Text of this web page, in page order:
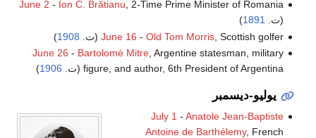
June 2 - Ion C. Brătianu, 2-Time Prime Minister of Romania
(ت. 1891
)
June 16 - Old Tom Morris, Scottish golfer (ت. 1908
)
June 26 - Bartolomé Mitre, Argentine statesman, military
figure, and author, 6th President of Argentina (ت.
1906
)
يوليو-ديسمبر
July 1 - Anatole Jean-Baptiste
Antoine de Barthélemy, French